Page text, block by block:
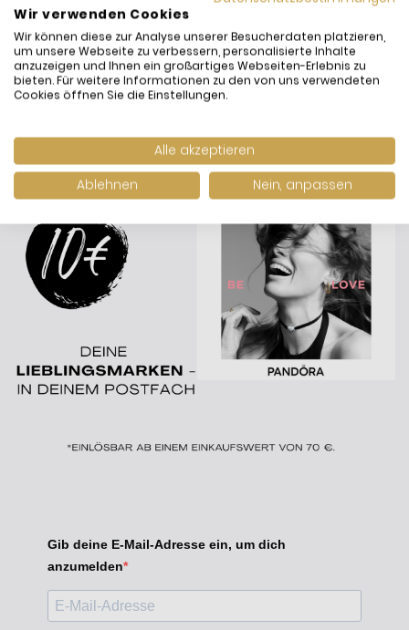
Gib deine E-Mail-Adresse ein, um dich
anzumelden
Wir verwenden Cookies
Wir können diese zur Analyse unserer Besucherdaten platzieren,
um unsere Webseite zu verbessern, personalisierte Inhalte
anzuzeigen und Ihnen ein großartiges Webseiten-Erlebnis zu
bieten. Für weitere Informationen zu den von uns verwendeten
Cookies öffnen Sie die Einstellungen.
Alle akzeptieren
Ablehnen
Nein, anpassen